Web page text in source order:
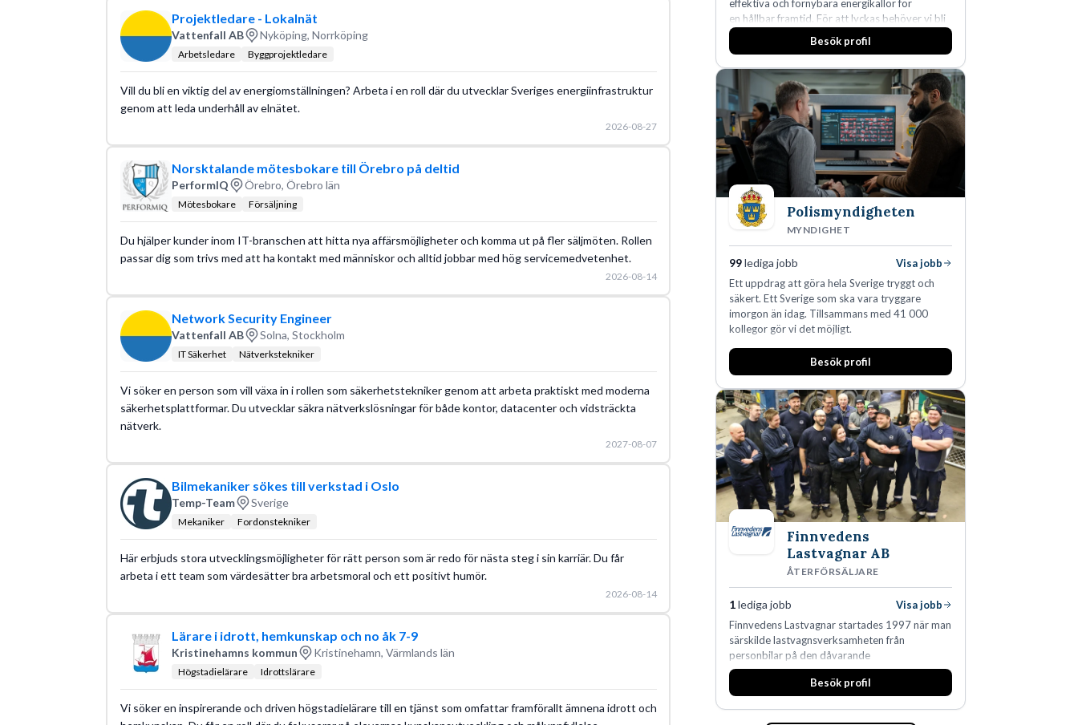
Projektledare - Lokalnät
Vattenfall AB Nyköping, Norrköping
Arbetsledare Byggprojektledare
Vill du bli en viktig del av energiomställningen? Arbeta i en roll där du utvecklar Sveriges energiinfrastruktur
genom att leda underhåll av elnätet.
2026-08-27
Norsktalande mötesbokare till Örebro på deltid
PerformIQ Örebro, Örebro län
Mötesbokare Försäljning
Du hjälper kunder inom IT-branschen att hitta nya affärsmöjligheter och komma ut på fler säljmöten. Rollen
passar dig som trivs med att ha kontakt med människor och alltid jobbar med hög servicemedvetenhet.
2026-08-14
Network Security Engineer
Vattenfall AB Solna, Stockholm
IT Säkerhet Nätverkstekniker
Vi söker en person som vill växa in i rollen som säkerhetstekniker genom att arbeta praktiskt med moderna
säkerhetsplattformar. Du utvecklar säkra nätverkslösningar för både kontor, datacenter och vidsträckta
nätverk.
2027-08-07
Bilmekaniker sökes till verkstad i Oslo
Temp-Team Sverige
Mekaniker Fordonstekniker
Här erbjuds stora utvecklingsmöjligheter för rätt person som är redo för nästa steg i sin karriär. Du får
arbeta i ett team som värdesätter bra arbetsmoral och ett positivt humör.
2026-08-14
Lärare i idrott, hemkunskap och no åk 7-9
Kristinehamns kommun Kristinehamn, Värmlands län
Högstadielärare Idrottslärare
Vi söker en inspirerande och driven högstadielärare till en tjänst som omfattar framförallt ämnena idrott och
effektiva och förnybara energikällor för
en hållbar framtid. För att lyckas behöver vi bli
fler medarbetare som vill göra skillnad.
Besök profil
Polismyndigheten
MYNDIGHET
99lediga jobb
Visa jobb
Ett uppdrag att göra hela Sverige tryggt och
säkert. Ett Sverige som ska vara tryggare
imorgon än idag. Tillsammans med 41 000
kollegor gör vi det möjligt.
Besök profil
Finnvedens
Lastvagnar AB
ÅTERFÖRSÄLJARE
1lediga jobb
Visa jobb
Finnvedens Lastvagnar startades 1997 när man
särskilde lastvagnsverksamheten från
personbilar på den dåvarande
huvudanläggningen i Värnamo. Sedan dess har
man expanderat kraftigt genom ett antal
Besök profil